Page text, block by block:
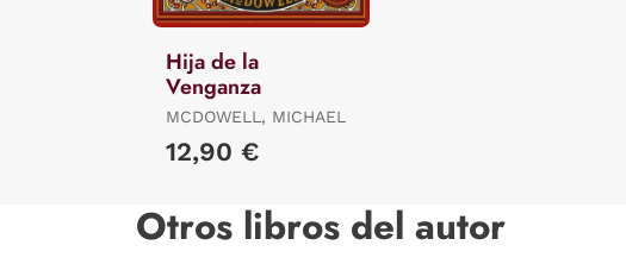
Hija de la
Venganza
MCDOWELL, MICHAEL
12,90 €
Otros libros del autor